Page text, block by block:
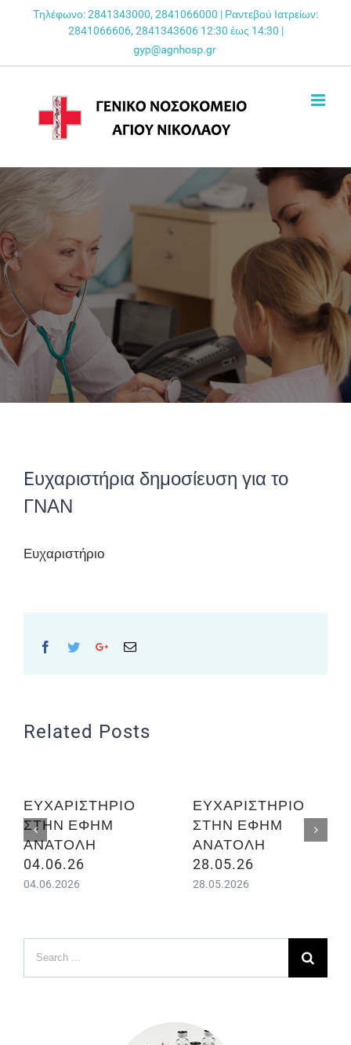
Τηλέφωνο: 2841343000, 2841066000 | Ραντεβού Ιατρείων:
2841066606, 2841343606 12:30 έως 14:30 |
Eυχαριστήρια δημοσίευση για το
ΓΝΑΝ
Ευχαριστήριο
Facebook
TwitterGoogle+Email
Related Posts
ΕΥΧΑΡΙΣΤΗΡΙΟ
ΣΤΗΝ ΕΦΗΜ
ΑΝΑΤΟΛΗ
04.06.26
04.06.2026
ΕΥΧΑΡΙΣΤΗΡΙΟ
ΣΤΗΝ ΕΦΗΜ
ΑΝΑΤΟΛΗ
28.05.26
28.05.2026